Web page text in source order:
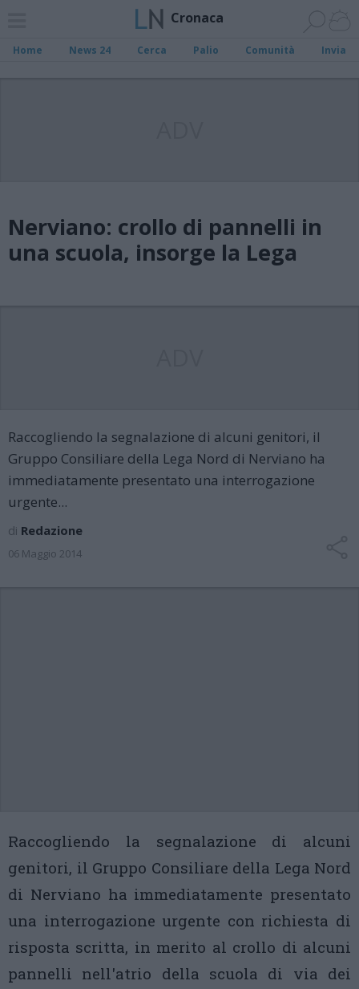
Cronaca
Home News 24 Cerca Palio Comunità Invia
Nerviano: crollo di pannelli in
una scuola, insorge la Lega
Raccogliendo la segnalazione di alcuni genitori, il
Gruppo Consiliare della Lega Nord di Nerviano ha
immediatamente presentato una interrogazione
urgente...
di Redazione
06 Maggio 2014
Raccogliendo la segnalazione di alcuni
genitori, il Gruppo Consiliare della Lega Nord
di Nerviano ha immediatamente presentato
una interrogazione urgente con richiesta di
risposta scritta, in merito al crollo di alcuni
pannelli nell'atrio della scuola di via dei